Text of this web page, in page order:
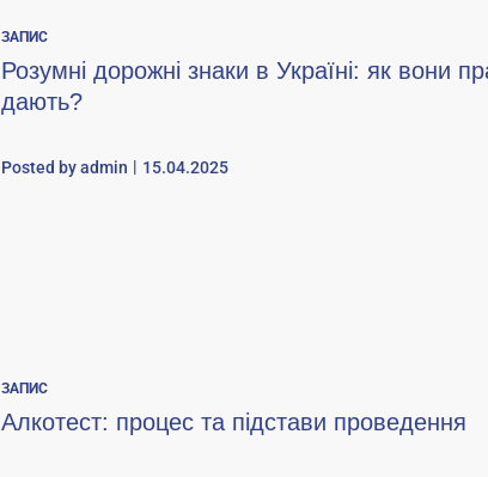
ЗАПИС
Розумні дорожні знаки в Україні: як вони
дають?
Posted byadmin 15.04.2025
ЗАПИС
Алкотест: процес та підстави проведення